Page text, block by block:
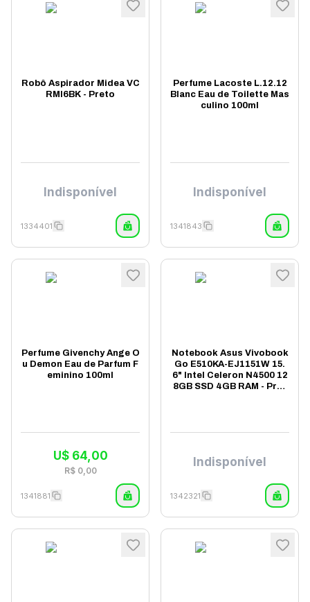
Robô Aspirador Midea VC
RMI6BK - Preto
Indisponível
1334401
Perfume Lacoste L.12.12
Blanc Eau de Toilette Mas
culino 100ml
Indisponível
1341843
Perfume Givenchy Ange O
u Demon Eau de Parfum F
eminino 100ml
U$ 64,00
R$ 0,00
1341881
Notebook Asus Vivobook
Go E510KA-EJ1151W 15.
6" Intel Celeron N4500 12
8GB SSD 4GB RAM - Pret
Indisponível
1342321